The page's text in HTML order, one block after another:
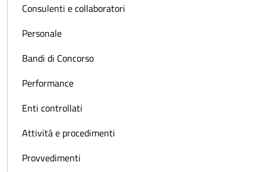
Consulenti e collaboratori
Personale
Bandi di Concorso
Performance
Enti controllati
Attività e procedimenti
Provvedimenti